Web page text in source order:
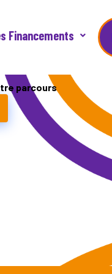
Financements
parcours